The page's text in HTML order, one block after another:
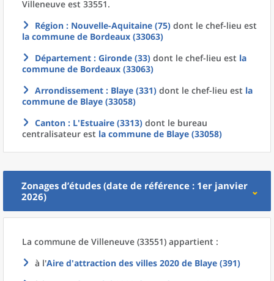
Villeneuve est 33551.
Région : Nouvelle-Aquitaine (75) dont le chef-lieu est
la commune de Bordeaux (33063)
Département : Gironde (33) dont le chef-lieu est la
commune de Bordeaux (33063)
Arrondissement : Blaye (331) dont le chef-lieu est la
commune de Blaye (33058)
Canton : L'Estuaire (3313) dont le bureau
centralisateur est la commune de Blaye (33058)
Zonages d’études (date de référence : 1er janvier
2026)
La commune de Villeneuve (33551) appartient :
à l'Aire d'attraction des villes 2020 de Blaye (391)